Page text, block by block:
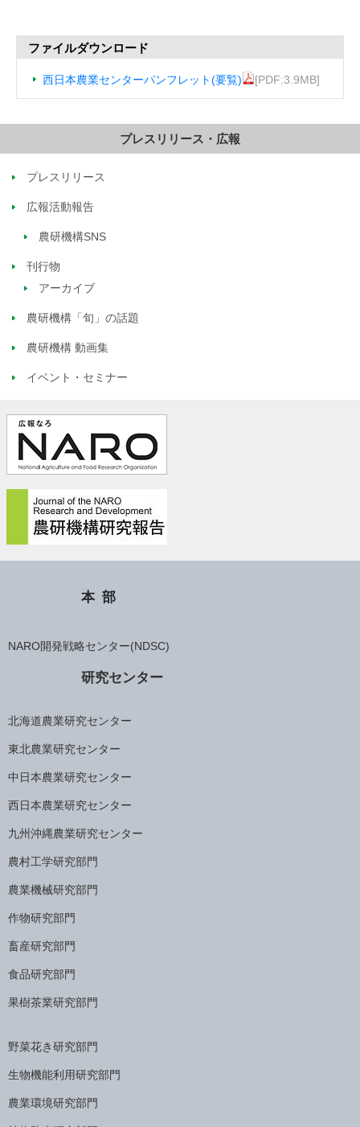
ファイルダウンロード
西日本農業センターパンフレット(要覧) [PDF:3.9MB]
プレスリリース・広報
プレスリリース
広報活動報告
農研機構SNS
刊行物
アーカイブ
農研機構「旬」の話題
農研機構 動画集
イベント・セミナー
本部
NARO開発戦略センター(NDSC)
研究センター
北海道農業研究センター
東北農業研究センター
中日本農業研究センター
西日本農業研究センター
九州沖縄農業研究センター
農村工学研究部門
農業機械研究部門
作物研究部門
畜産研究部門
食品研究部門
果樹茶業研究部門
野菜花き研究部門
生物機能利用研究部門
農業環境研究部門